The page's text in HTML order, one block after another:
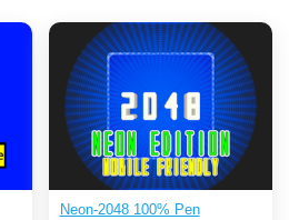
Neon-2048 100% Pen